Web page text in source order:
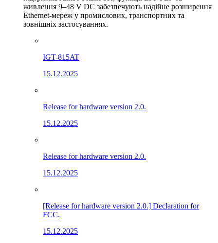
живлення 9–48 V DC забезпечують надійне розширення
Ethernet-мереж у промислових, транспортних та
зовнішніх застосуваннях.
IGT-815AT
15.12.2025
Release for hardware version 2.0.
15.12.2025
Release for hardware version 2.0.
15.12.2025
[Release for hardware version 2.0.] Declaration for
FCC.
15.12.2025